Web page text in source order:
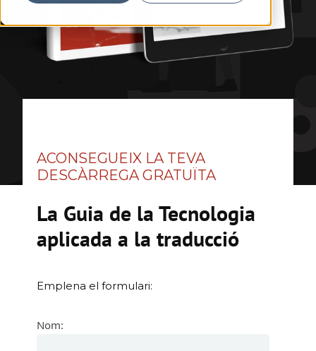
ACONSEGUEIX LA TEVA
DESCÀRREGA GRATUÏTA
La Guia de la Tecnologia
aplicada a la traducció
Emplena el formulari:
Nom: